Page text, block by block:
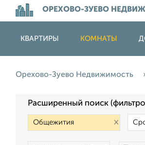
ОРЕХОВО-ЗУЕВО
КВАРТИРЫ КОМНАТЫ
Орехово-Зуево Недвижимость
Расширенный поиск
×